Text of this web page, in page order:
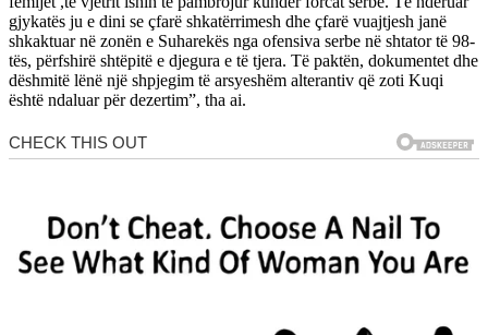
gjykatës ju e dini se çfarë shkatërrimesh dhe çfarë vuajtjesh janë
shkaktuar në zonën e Suharekës nga ofensiva serbe në shtator të 98-
tës, përfshirë shtëpitë e djegura e të tjera. Të paktën, dokumentet dhe
dëshmitë lënë një shpjegim të arsyeshëm alterantiv që zoti Kuqi
është ndaluar për dezertim”, tha ai.